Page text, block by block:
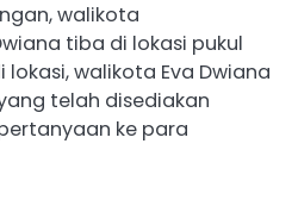
walikota
tiba di lokasi pukul
lokasi, walikota Eva Dwiana
telah disediakan
ke para